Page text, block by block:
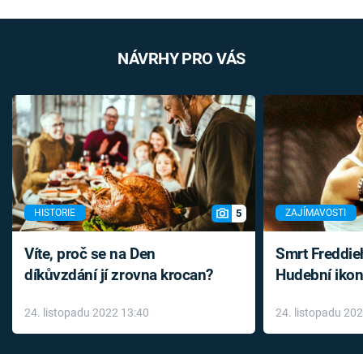
NÁVRHY PRO VÁS
HISTORIE 5
Víte, proč se na Den
díkůvzdání jí zrovna krocan?
24. listopadu 2022 13:40
ZAJÍMAVOSTI
Smrt
Hudební
léky
24. listopadu